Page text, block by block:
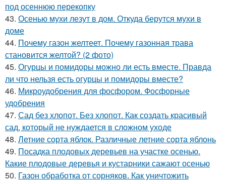
под осеннюю перекопку
43. Осенью мухи лезут в дом. Откуда берутся мухи в
доме
44. Почему газон желтеет. Почему газонная трава
становится желтой? (2 фото)
45. Огурцы и помидоры можно ли есть вместе. Правда
ли что нельзя есть огурцы и помидоры вместе?
46. Микроудобрения для фосфором. Фосфорные
удобрения
47. Сад без хлопот. Без хлопот. Как создать красивый
сад, который не нуждается в сложном уходе
48. Летние сорта яблок. Различные летние сорта яблонь
49. Посадка плодовых деревьев на участке осенью.
Какие плодовые деревья и кустарники сажают осенью
50. Газон обработка от сорняков. Как уничтожить